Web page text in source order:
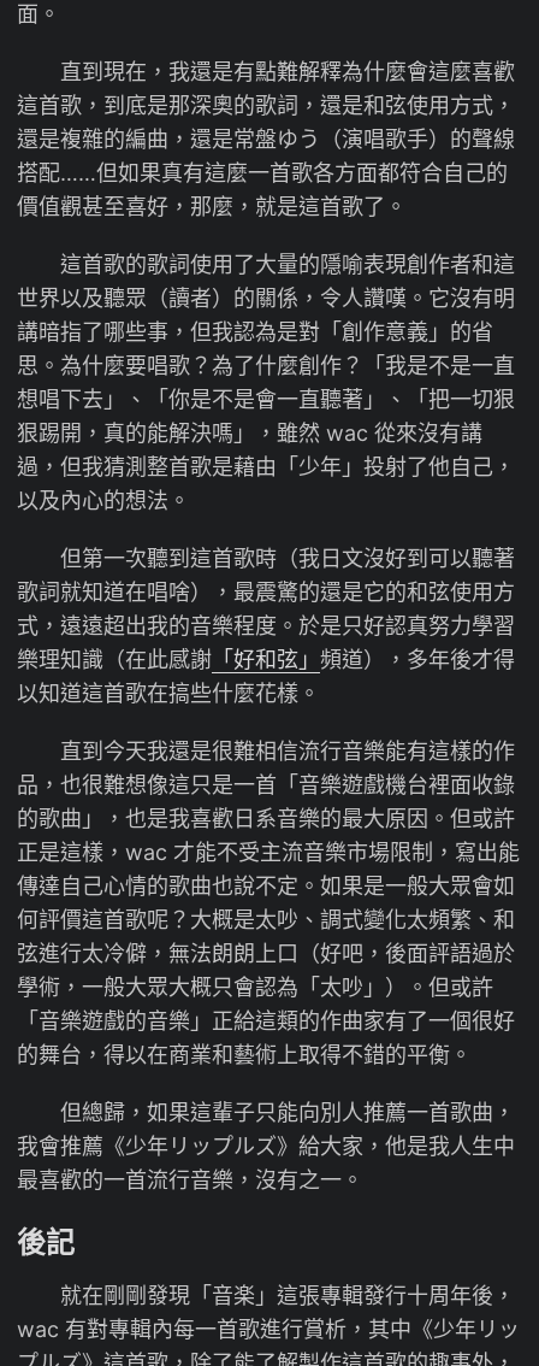
面。
直到現在，我還是有點難解釋為什麼會這麼喜歡
這首歌，到底是那深奧的歌詞，還是和弦使用方式，
還是複雜的編曲，還是常盤ゆう（演唱歌手）的聲線
搭配……但如果真有這麼一首歌各方面都符合自己的
價值觀甚至喜好，那麼，就是這首歌了。
這首歌的歌詞使用了大量的隱喻表現創作者和這
世界以及聽眾（讀者）的關係，令人讚嘆。它沒有明
講暗指了哪些事，但我認為是對「創作意義」的省
思。為什麼要唱歌？為了什麼創作？「我是不是一直
想唱下去」、「你是不是會一直聽著」、「把一切狠
狠踢開，真的能解決嗎」，雖然 wac 從來沒有講
過，但我猜測整首歌是藉由「少年」投射了他自己，
以及內心的想法。
但第一次聽到這首歌時（我日文沒好到可以聽著
歌詞就知道在唱啥），最震驚的還是它的和弦使用方
式，遠遠超出我的音樂程度。於是只好認真努力學習
樂理知識（在此感謝 「好和弦」 頻道），多年後才得
以知道這首歌在搞些什麼花樣。
直到今天我還是很難相信流行音樂能有這樣的作
品，也很難想像這只是一首「音樂遊戲機台裡面收錄
的歌曲」，也是我喜歡日系音樂的最大原因。但或許
正是這樣，wac 才能不受主流音樂市場限制，寫出能
傳達自己心情的歌曲也說不定。如果是一般大眾會如
何評價這首歌呢？大概是太吵、調式變化太頻繁、和
弦進行太冷僻，無法朗朗上口（好吧，後面評語過於
學術，一般大眾大概只會認為「太吵」）。但或許
「音樂遊戲的音樂」正給這類的作曲家有了一個很好
的舞台，得以在商業和藝術上取得不錯的平衡。
但總歸，如果這輩子只能向別人推薦一首歌曲，
我會推薦《少年リップルズ》給大家，他是我人生中
最喜歡的一首流行音樂，沒有之一。
後記
就在剛剛發現「音楽」這張專輯發行十周年後，
wac 有對專輯內每一首歌進行賞析，其中《少年リッ